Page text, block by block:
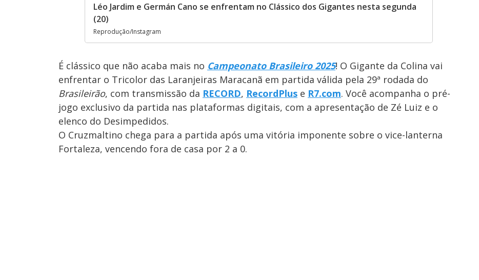
Léo Jardim e Germán Cano se enfrentam no Clássico dos Gigantes nesta segunda
(20)
Reprodução/Instagram
É clássico que não acaba mais no Campeonato Brasileiro 2025! O Gigante da Colina vai
enfrentar o Tricolor das Laranjeiras Maracanã em partida válida pela 29ª rodada do
Brasileirão, com transmissão da RECORD, RecordPlus e R7.com. Você acompanha o pré-
jogo exclusivo da partida nas plataformas digitais, com a apresentação de Zé Luiz e o
elenco do Desimpedidos.
O Cruzmaltino chega para a partida após uma vitória imponente sobre o vice-lanterna
Fortaleza, vencendo fora de casa por 2 a 0.